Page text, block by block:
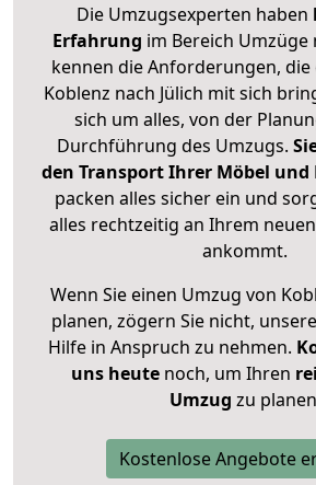
Die Umzugsexperten haben
Erfahrung im Bereich Umzüge
kennen die Anforderungen, die
Koblenz nach Jülich mit sich
sich um alles, von der
Durchführung des Umzugs.
den Transport Ihrer Möbel und
packen alles sicher ein und
alles rechtzeitig an Ihrem
ankommt.
Wenn Sie einen Umzug von
planen, zögern Sie nicht,
Hilfe in Anspruch zu nehmen.
uns heutenoch, um Ihren
Umzug zu
Kostenlose Angebote